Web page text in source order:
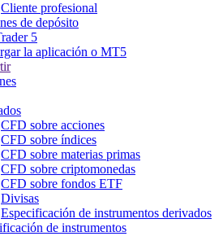
Cliente profesional
de depósito
5
la aplicación o MT5
CFD sobre acciones
CFD sobre índices
CFD sobre materias primas
CFD sobre criptomonedas
CFD sobre fondos ETF
Divisas
Especificación de instrumentos derivados
de instrumentos